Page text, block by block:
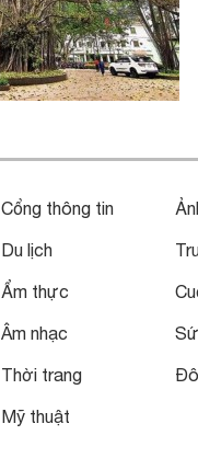
Cổng thông tin
Du lịch
Ẩm thực
Âm nhạc
Thời trang
Mỹ thuật